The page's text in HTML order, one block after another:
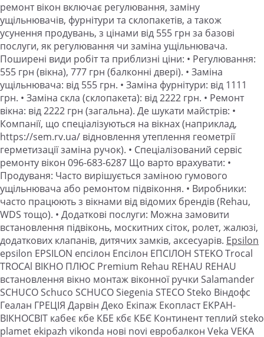
ремонт вікон включає регулювання, заміну
ущільнювачів, фурнітури та склопакетів, а також
усунення продувань, з цінами від 555 грн за базові
послуги, як регулювання чи заміна ущільнювача.
Поширені види робіт та приблизні ціни: • Регулювання:
555 грн (вікна), 777 грн (балконні двері). • Заміна
ущільнювача: від 555 грн. • Заміна фурнітури: від 1111
грн. • Заміна скла (склопакета): від 2222 грн. • Ремонт
вікна: від 2222 грн (загальна). Де шукати майстрів: •
Компанії, що спеціалізуються на вікнах (наприклад,
https://sem.rv.ua/ відновлення утеплення геометрії
герметизації заміна ручок). • Спеціалізований сервіс
ремонту вікон 096-683-6287 Що варто врахувати: •
Продуваня: Часто вирішується заміною гумового
ущільнювача або ремонтом підвіконня. • Виробники:
часто працюють з вікнами від відомих брендів (Rehau,
WDS тощо). • Додаткові послуги: Можна замовити
встановлення підвіконь, москитних сіток, ролет, жалюзі,
додаткових клапанів, дитячих замків, аксесуарів. Epsilon
epsilon EPSILON епсілон Епсілон ЕПСІЛОН STEKO Trocal
TROCAl ВІКНО ПЛЮС Premium Rehau REHAU REHAU
встановлення вікно монтаж віконної ручки Salamander
SCHUCO Schuco SCHUCO Siegenia STECO Steko Віндофс
Геалан ГРЕЦІЯ Дарвін Деко Екіпаж Екопласт ЕКРАН-
ВІКНОСВІТ кабеє кбе КБЕ кбє КБЄ Континент теплий steko
plamet ekipazh vikonda нові novi евробалкон Veka VEKA